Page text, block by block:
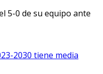
5-0 de su equipo ante